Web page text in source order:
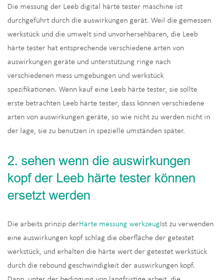
Die messung der Leeb digital härte tester maschine ist
durchgeführt durch die auswirkungen gerät. Weil die gemessen
werkstück und die umwelt sind unvorhersehbaren, die Leeb
härte tester hat entsprechende verschiedene arten von
auswirkungen geräte und unterstützung ringe nach
verschiedenen mess umgebungen und werkstück
spezifikationen. Wenn kauf eine Leeb härte tester, sie sollte
erste betrachten Leeb härte tester, dass können verschiedene
arten von auswirkungen geräte, so wie nicht zu werden nicht in
der lage, sie zu benutzen in spezielle umständen später.
2. sehen wenn die auswirkungen
kopf der Leeb härte tester können
ersetzt werden
Die arbeits prinzip derHärte messung werkzeug Ist zu verwenden
eine auswirkungen kopf schlag die oberfläche der getestet
werkstück, und erhalten die härte wert der getestet werkstück
durch die rebound geschwindigkeit der auswirkungen kopf.